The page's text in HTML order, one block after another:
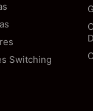
Switching